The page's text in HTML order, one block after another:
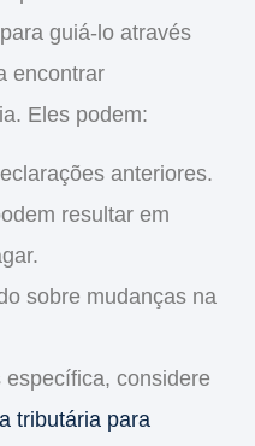
guiá-lo através
encontrar
Eles podem:
anteriores.
resultar em
sobre mudanças na
considere
tributária para